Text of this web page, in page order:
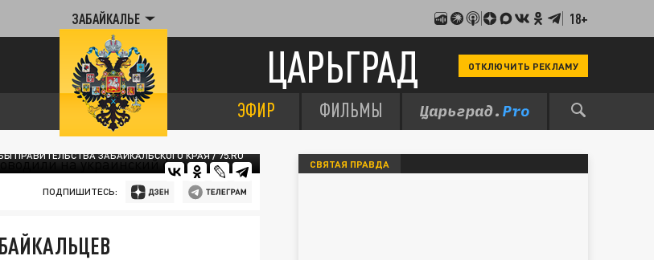
ЗАБАЙКАЛЬЕ 18+
ЦАРЬГРАД ОТКЛЮЧИТЬ РЕКЛАМУ
ЭФИР ФИЛЬМЫ
ПРАВИТЕЛЬСТВА ЗАБАЙКАЛЬСКОГО КРАЯ / 75.RU
ПОДПИШИТЕСЬ:
СВЯТАЯ ПРАВДА